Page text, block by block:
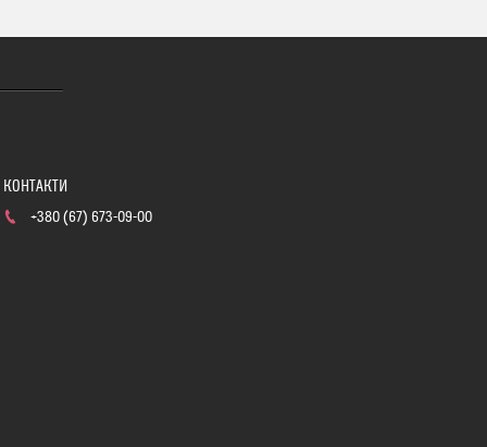
+380 (67) 673-09-00